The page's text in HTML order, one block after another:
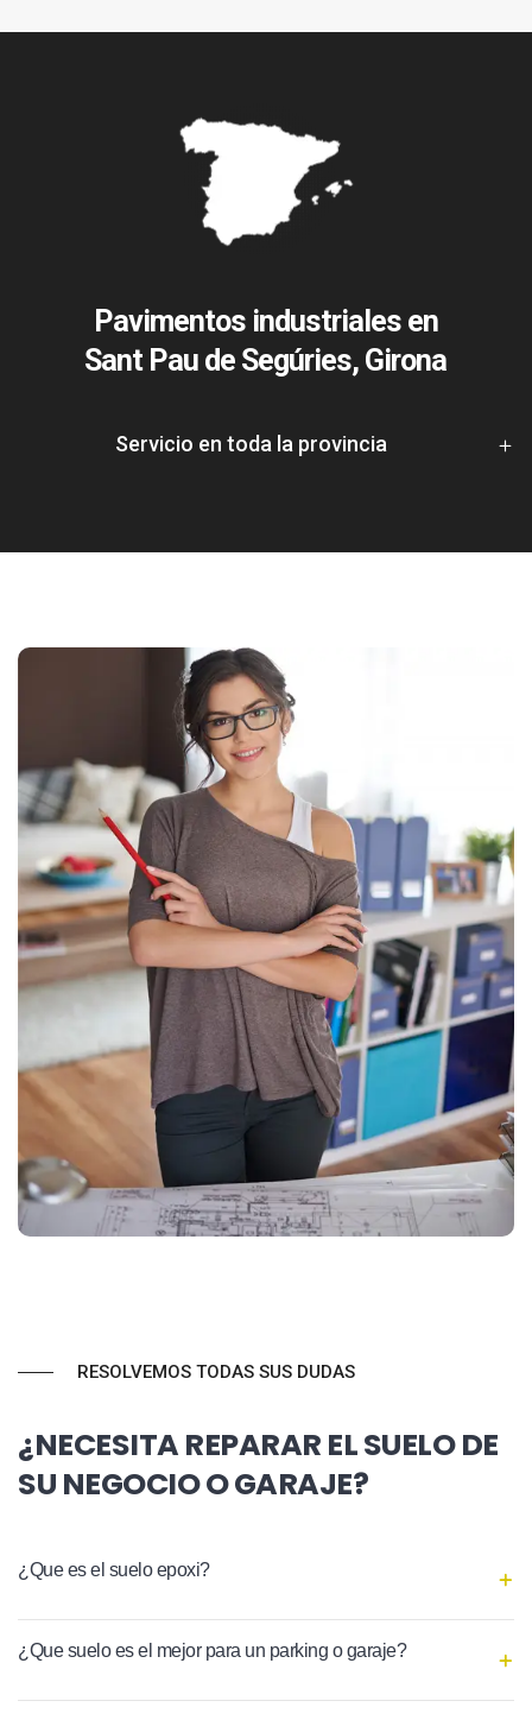
Pavimentos industriales en
Sant Pau de Segúries, Girona
Servicio en toda la provincia
RESOLVEMOS TODAS SUS DUDAS
¿NECESITA REPARAR EL SUELO DE
SU NEGOCIO O GARAJE?
¿Que es el suelo epoxi?
¿Que suelo es el mejor para un parking o garaje?